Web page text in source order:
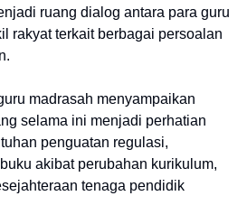
ruang dialog antara para guru
rakyat terkait berbagai persoalan
madrasah menyampaikan
selama ini menjadi perhatian
penguatan regulasi,
akibat perubahan kurikulum,
tenaga pendidik